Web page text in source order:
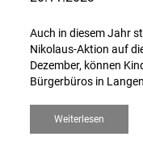
Auch in diesem Jahr
Nikolaus-Aktion auf
Dezember, können
Bürgerbüros in
Weiterlesen